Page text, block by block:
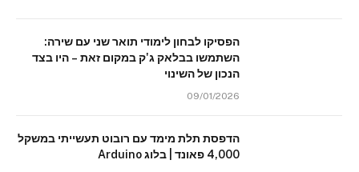
הפסיקו לבחון לימודי תואר שני עם שירה:
השתמשו בבלאק ג'ק במקום זאת – היו בצד
הנכון של השינוי
09/01/2026
הדפסת תלת מימד עם רובוט תעשייתי במשקל
4,000 פאונד | בלוג Arduino